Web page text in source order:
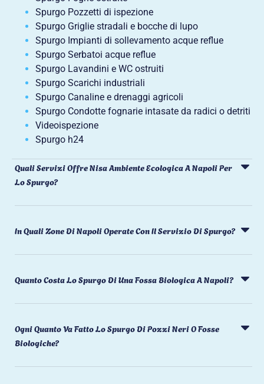
Spurgo Pozzetti di ispezione
Spurgo Griglie stradali e bocche di lupo
Spurgo Impianti di sollevamento acque reflue
Spurgo Serbatoi acque reflue
Spurgo Lavandini e WC ostruiti
Spurgo Scarichi industriali
Spurgo Canaline e drenaggi agricoli
Spurgo Condotte fognarie intasate da radici o detriti
Videoispezione
Spurgo h24
Quali Servizi Offre Nisa Ambiente Ecologica A Napoli Per
Lo Spurgo?
In Quali Zone Di Napoli Operate Con Il Servizio Di Spurgo?
Quanto Costa Lo Spurgo Di Una Fossa Biologica A Napoli?
Ogni Quanto Va Fatto Lo Spurgo Di Pozzi Neri O Fosse
Biologiche?